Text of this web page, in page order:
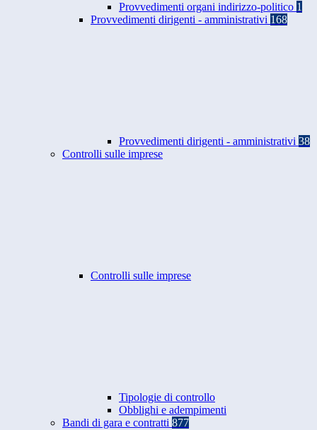
Provvedimenti organi indirizzo-politico 1
Provvedimenti dirigenti - amministrativi 168
Provvedimenti dirigenti - amministrativi 38
Controlli sulle imprese
Controlli sulle imprese
Tipologie di controllo
Obblighi e adempimenti
Bandi di gara e contratti 877